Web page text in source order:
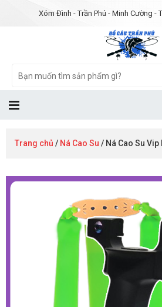
Xóm Đình - Trần Phú - Minh Cường -
Trang chủ / Ná Cao Su / Ná Cao Su Vip